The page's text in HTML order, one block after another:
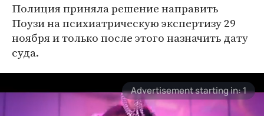
Полиция приняла решение направить
Поузи на психиатрическую экспертизу 29
ноября и только после этого назначить дату
суда.